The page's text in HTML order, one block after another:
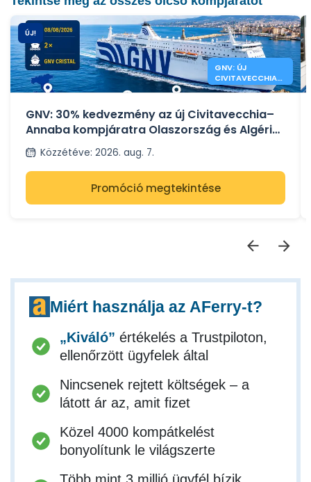
ÚJ!
GNV: ÚJ
CIVITAVECCHIA
ANNABA
GNV: 30% kedvezmény az új Civitavecchia–
Annaba kompjáratra Olaszország és Algéria
közöttKözzétéve: 2026. aug. 7.
Promóció megtekintése
Miért használja az AFerry-t?
„Kiváló” értékelés a Trustpiloton,
ellenőrzött ügyfelek által
Nincsenek rejtett költségek – a
látott ár az, amit fizet
Közel 4000 kompátkelést
bonyolítunk le világszerte